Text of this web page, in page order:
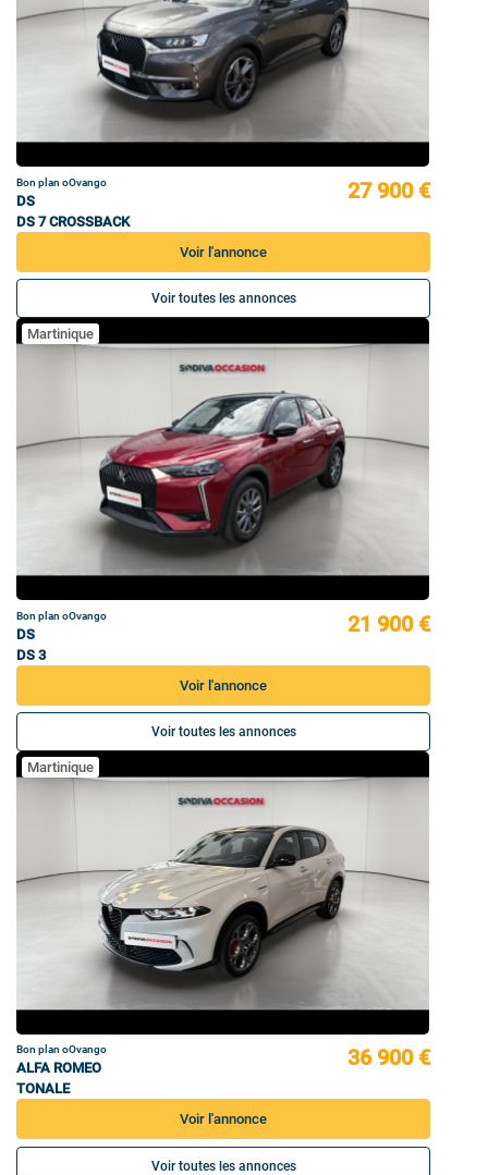
Bon plan oOvango
DS
DS 7 CROSSBACK
27 900 €
Voir l'annonce
Voir toutes les annonces
Martinique
Bon plan oOvango
DS
DS 3
21 900 €
Voir l'annonce
Voir toutes les annonces
Martinique
Bon plan oOvango
ALFA ROMEO
TONALE
36 900 €
Voir l'annonce
Voir toutes les annonces